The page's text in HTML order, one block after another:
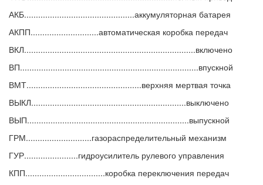
АКБ...............................................аккумуляторная батарея
АКПП.............................автоматическая коробка передач
ВКЛ.........................................................................включено
ВП............................................................................впускной
ВМТ.................................................верхняя мертвая точка
ВЫКЛ..................................................................выключено
ВЫП.....................................................................выпускной
ГРМ............................газораспределительный механизм
ГУР.......................гидроусилитель рулевого управления
КПП..................................коробка переключения передач